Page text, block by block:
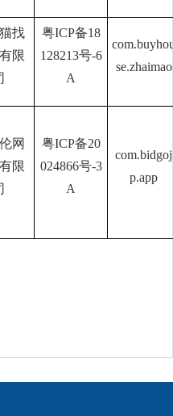
找
限
粤ICP备18
128213号-6
A
se.zhaimao
网
限
粤ICP备20
024866号-3
A
com.bidgoj
p.app